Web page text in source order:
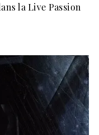
la Live Passion